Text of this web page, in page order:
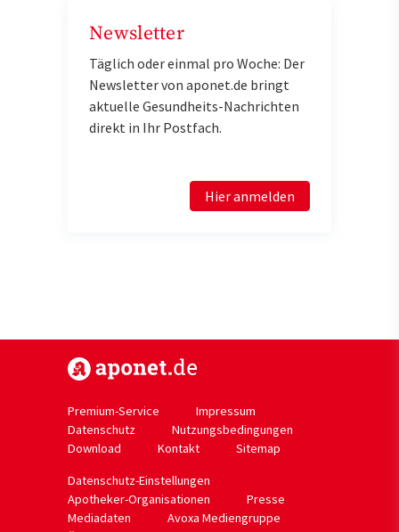
Newsletter
Täglich oder einmal pro Woche: Der
Newsletter von aponet.de bringt
aktuelle Gesundheits-Nachrichten
direkt in Ihr Postfach.
Hier anmelden
Premium-Service
Impressum
Datenschutz
Nutzungsbedingungen
Download
Kontakt
Sitemap
Datenschutz-Einstellungen
Apotheker-Organisationen
Presse
Mediadaten
Avoxa Mediengruppe